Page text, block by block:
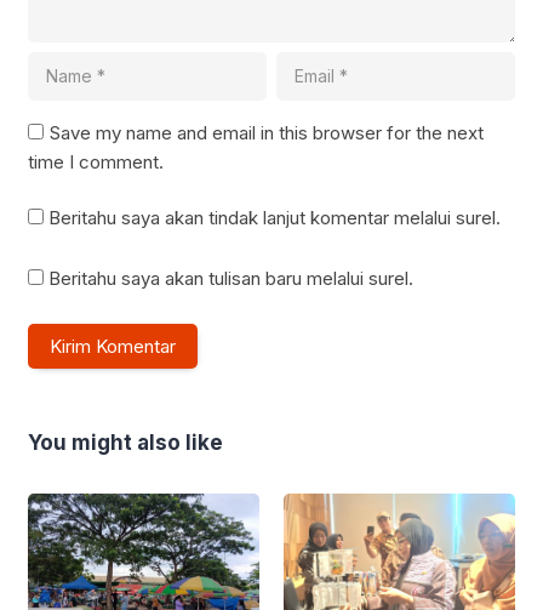
Save my name and email in this browser for the next
time I comment.
Beritahu saya akan tindak lanjut komentar melalui surel.
Beritahu saya akan tulisan baru melalui surel.
You might also like